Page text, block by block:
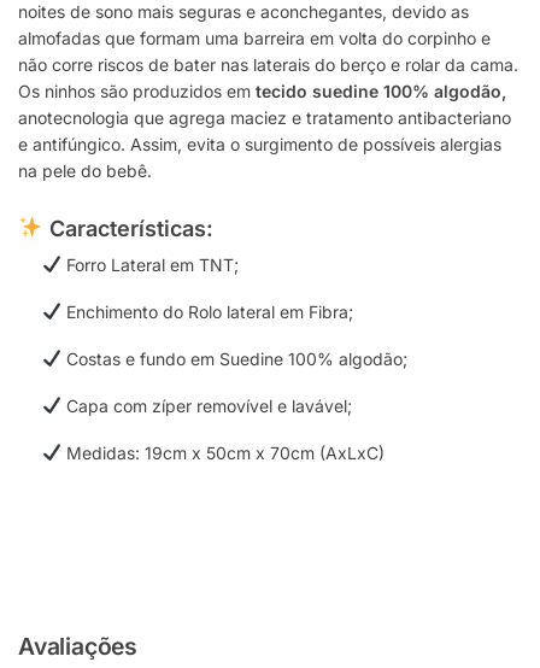
noites de sono mais seguras e aconchegantes, devido as
almofadas que formam uma barreira em volta do corpinho e
não corre riscos de bater nas laterais do berço e rolar da cama.
Os ninhos são produzidos em tecido suedine 100% algodão,
anotecnologia que agrega maciez e tratamento antibacteriano
e antifúngico. Assim, evita o surgimento de possíveis alergias
na pele do bebê.
Características:
Forro Lateral em TNT;
Enchimento do Rolo lateral em Fibra;
Costas e fundo em Suedine 100% algodão;
Capa com zíper removível e lavável;
Medidas: 19cm x 50cm x 70cm (AxLxC)
Avaliações